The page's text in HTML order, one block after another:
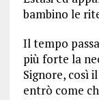
bambino le
Il tempo
più forte la
Signore, così
entrò come